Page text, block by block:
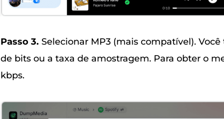
Passo 3. Selecionar MP3 (mais compatível).
de bits ou a taxa de amostragem. Para obter o
kbps.